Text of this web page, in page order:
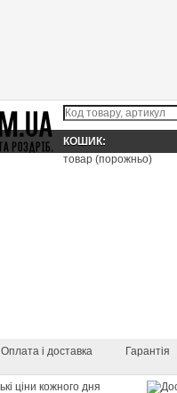
КОШИК:
товар (порожньо)
Оплата і доставка Гарантія